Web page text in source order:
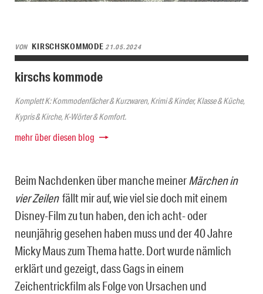
VON KIRSCHSKOMMODE21.05.2024
kirschs kommode
Komplett K: Kommodenfächer & Kurzwaren, Krimi & Kinder, Klasse & Küche,
Kypris & Kirche, K-Wörter & Komfort.
mehr über diesen blog
Beim Nachdenken über manche meinerMärchen in
vier Zeilenfällt mir auf, wie viel sie doch mit einem
Disney-Film zu tun haben, den ich acht- oder
neunjährig gesehen haben muss und der 40 Jahre
Micky Maus zum Thema hatte. Dort wurde nämlich
erklärt und gezeigt, dass Gags in einem
Zeichentrickfilm als Folge von Ursachen und